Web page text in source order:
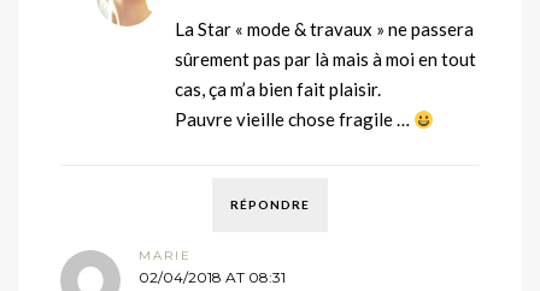
La Star « mode & travaux » ne passera
sûrement pas par là mais à moi en tout
cas, ça m’a bien fait plaisir.
Pauvre vieille chose fragile …
RÉPONDRE
MARIE
02/04/2018 AT 08:31